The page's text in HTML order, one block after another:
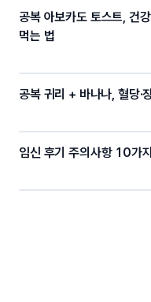
공복 아보카도 토스트, 건
먹는 법
공복 귀리 + 바나나, 혈당·
임신 후기 주의사항 10가